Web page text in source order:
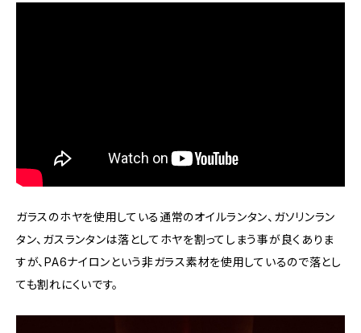
ガラスのホヤを使用している通常のオイルランタン、ガソリンラン
タン、ガスランタンは落としてホヤを割ってしまう事が良くありま
すが、PA6ナイロンという非ガラス素材を使用しているので落とし
ても割れにくいです。